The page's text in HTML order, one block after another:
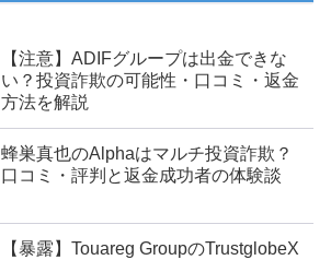
【注意】ADIFグループは出金できな
い？投資詐欺の可能性・口コミ・返金
方法を解説
蜂巣真也のAlphaはマルチ投資詐欺？
口コミ・評判と返金成功者の体験談
【暴露】Touareg GroupのTrustglobeX